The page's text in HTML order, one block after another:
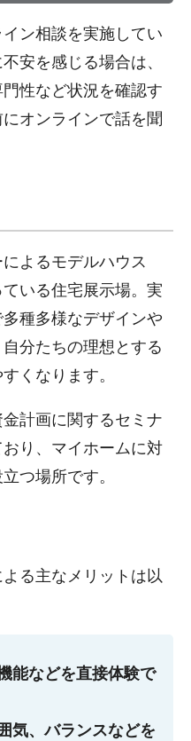
ン相談を実施してい
安を感じる場合は、
性など状況を確認す
オンラインで話を聞
よるモデルハウス
いる住宅展示場。実
種多様なデザインや
分たちの理想とする
くなります。
計画に関するセミナ
り、マイホームに対
つ場所です。
る主なメリットは以
能などを直接体験で
気、バランスなどを